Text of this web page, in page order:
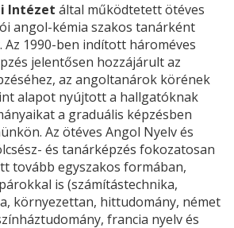
Intézet által működtetett ötéves
angol-kémia szakos tanárként
Az 1990-ben indított hároméves
jelentősen hozzájárult az
az angoltanárok körének
alapot nyújtott a hallgatóknak
a graduális képzésben
Az ötéves Angol Nyelv és
és tanárképzés fokozatosan
tovább egyszakos formában,
is (számítástechnika,
környezettan, hittudomány, német
francia nyelv és